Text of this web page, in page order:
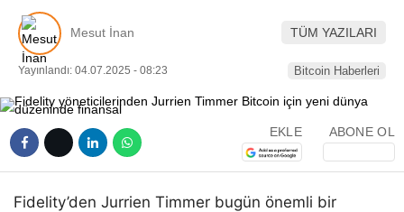
Mesut İnan TÜM YAZILARI
Yayınlandı: 04.07.2025 - 08:23 Bitcoin Haberleri
EKLE ABONE OL
Fidelity’den Jurrien Timmer bugün önemli bir